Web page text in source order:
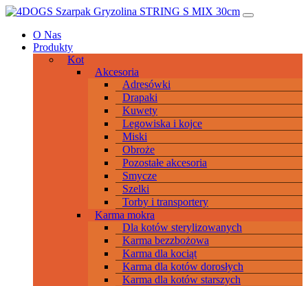
Przeskocz
treści
Main
Navigation
O Nas
Produkty
Kot
Akcesoria
Adresówki
Drapaki
Kuwety
Legowiska i kojce
Miski
Obroże
Pozostałe akcesoria
Smycze
Szelki
Torby i transportery
Karma mokra
Dla kotów sterylizowanych
Karma bezzbożowa
Karma dla kociąt
Karma dla kotów dorosłych
Karma dla kotów starszych